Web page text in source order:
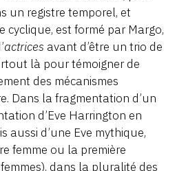
un registre temporel, et
cyclique, est formé par Margo,
actrices avant d’être un trio de
là pour témoigner de
des mécanismes
Dans la fragmentation d’un
d’Eve Harrington en
aussi d’une Eve mythique,
femme ou la première
dans la pluralité des